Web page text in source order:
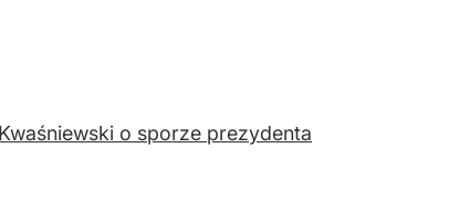
o sporze prezydenta